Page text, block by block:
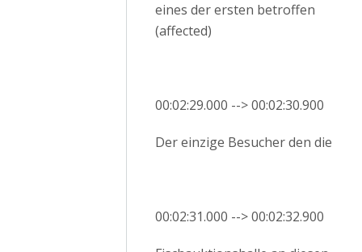
eines der ersten betroffen
(affected)
00:02:29.000 --> 00:02:30.900
Der einzige Besucher den die
00:02:31.000 --> 00:02:32.900